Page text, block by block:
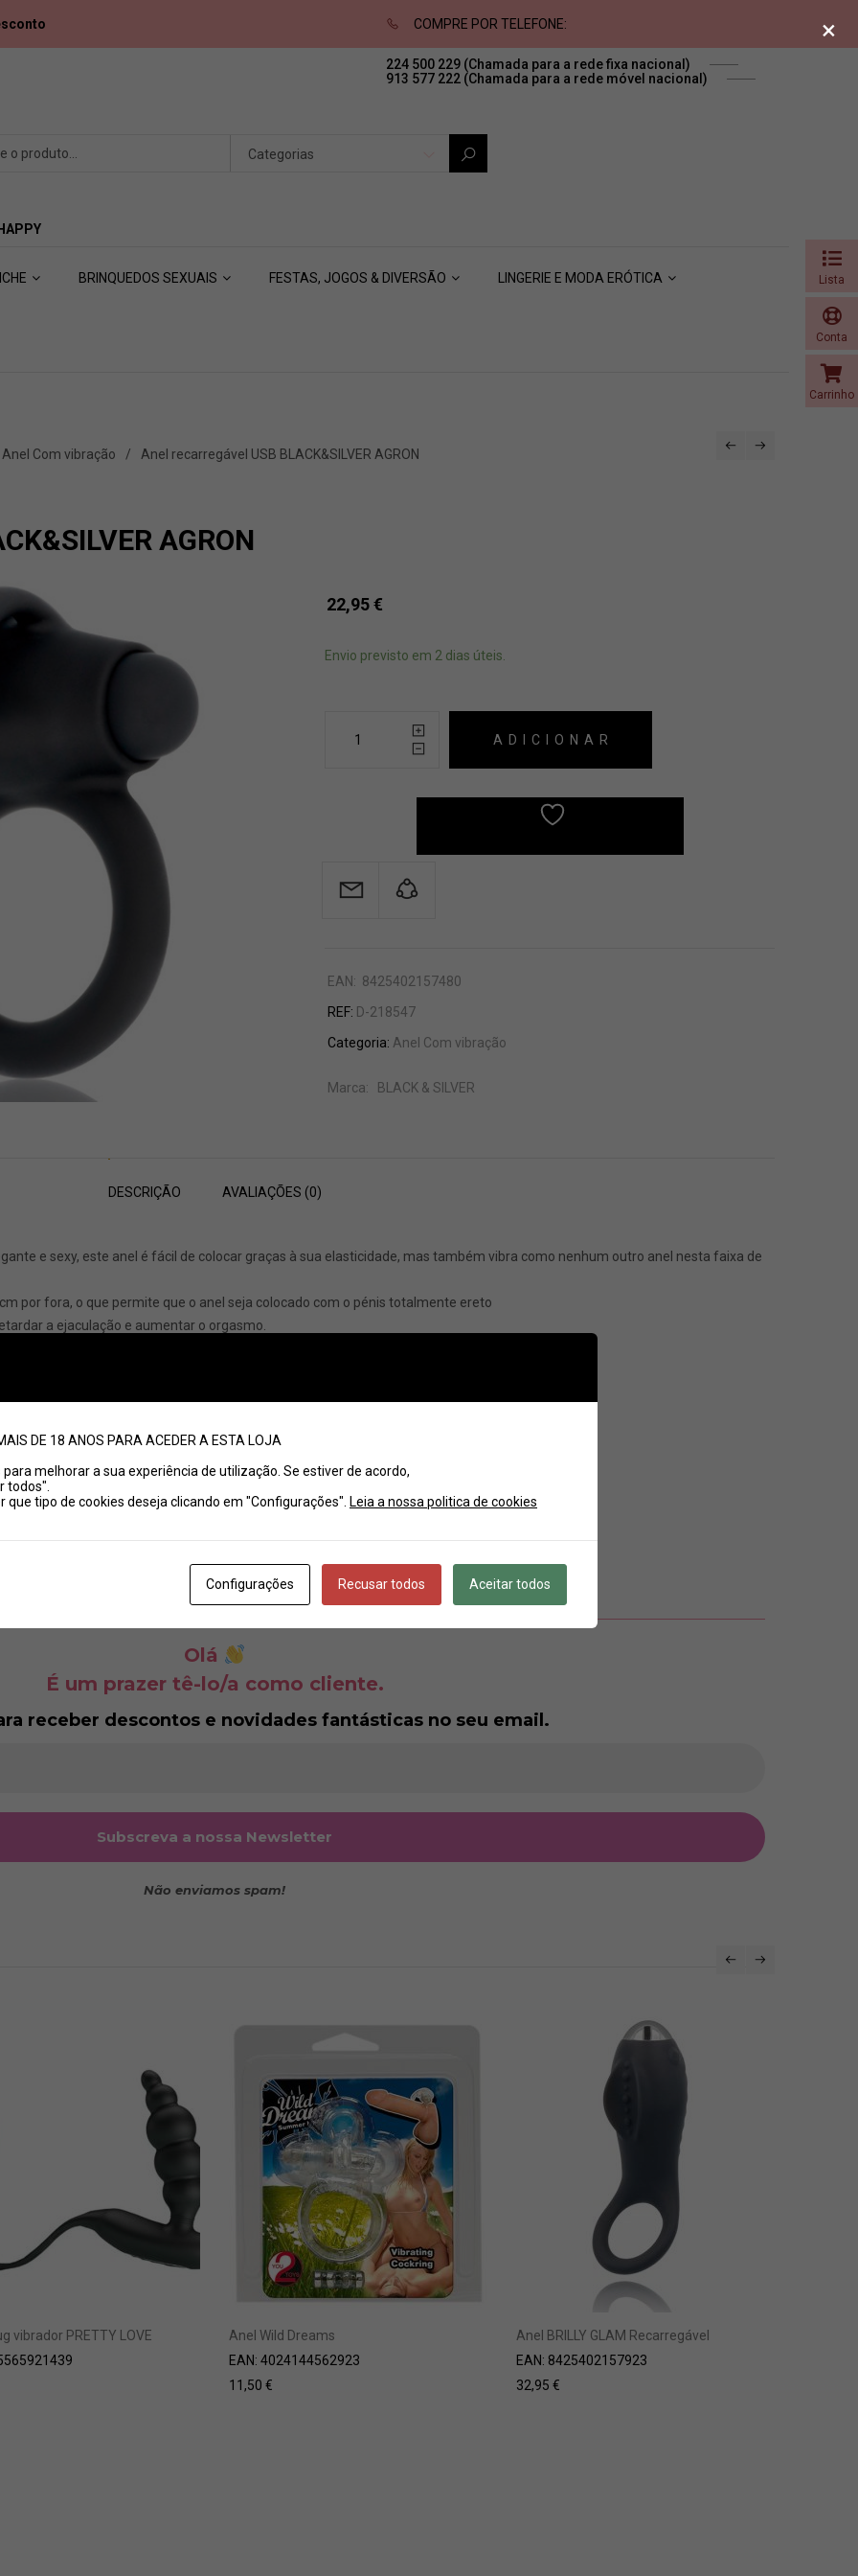
COMPRE POR TELEFONE:
224 500 229 (Chamada para a rede fixa nacional)
913 577 222 (Chamada para a rede móvel nacional)
Categorias
BRINQUEDOS SEXUAIS FESTAS, JOGOS & DIVERSÃO LINGERIE E MODA ERÓTICA
Anel Com vibração Anel recarregável USB BLACK&SILVER AGRON
AGRON
22,95€
Envio previsto em 2 dias úteis.
ADICIONAR
EAN: 8425402157480
REF: D-218547
Categoria: Anel Com vibração
Marca: BLACK & SILVER
DESCRIÇÃO AVALIAÇÕES (0)
e sexy, este anel é fácil de colocar graças à sua elasticidade, mas também vibra como nenhum outro anel nesta faixa de
por fora, o que permite que o anel seja colocado com o pénis totalmente ereto
a ejaculação e aumentar o orgasmo.
vibrações em contato com o clitóris ou o períneo.
um acumulador de recarga embutido.
USB incluído que usa tecnologia de carregamento rápido em menos de 2 horas.
de 5,6 cm.
Olá
É um prazer tê-lo/a como cliente.
receber descontos e novidades fantásticas no seu email.
Não enviamos spam!
vibrador PRETTY LOVE
Anel Wild Dreams
EAN: 4024144562923
11,50 €
Anel BRILLY GLAM Recarregável
EAN: 8425402157923
32,95 €
×
DE 18 ANOS PARA ACEDER A ESTA LOJA
para melhorar a sua experiência de utilização. Se estiver de acordo,
todos".
que tipo de cookies deseja clicando em "Configurações". Leia a nossa politica de cookies
Configurações Recusar todos Aceitar todos